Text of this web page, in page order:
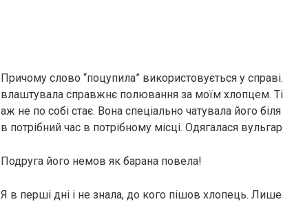
Причому слово “поцупила” використовується у
влаштувала справжнє полювання за моїм хлопцем.
аж не по собі стає. Вона спеціально чатувала його
в потрібний час в потрібному місці. Одягалася
Подруга його немов як барана повела!
Я в перші дні і не знала, до кого пішов хлопець.